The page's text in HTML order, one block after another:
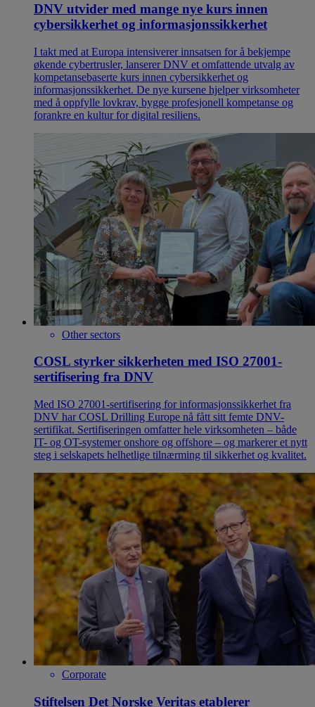
DNV utvider med mange nye kurs innen
cybersikkerhet og informasjonssikkerhet
I takt med at Europa intensiverer innsatsen for å bekjempe
økende cybertrusler, lanserer DNV et omfattende utvalg av
kompetansebaserte kurs innen cybersikkerhet og
informasjonssikkerhet. De nye kursene hjelper virksomheter
med å oppfylle lovkrav, bygge profesjonell kompetanse og
forankre en kultur for digital resiliens.
Other sectors
COSL styrker sikkerheten med ISO 27001-
sertifisering fra DNV
Med ISO 27001-sertifisering for informasjonssikkerhet fra
DNV har COSL Drilling Europe nå fått sitt femte DNV-
sertifikat. Sertifiseringen omfatter hele virksomheten – både
IT- og OT-systemer onshore og offshore – og markerer et nytt
steg i selskapets helhetlige tilnærming til sikkerhet og kvalitet.
Corporate
Stiftelsen Det Norske Veritas etablerer